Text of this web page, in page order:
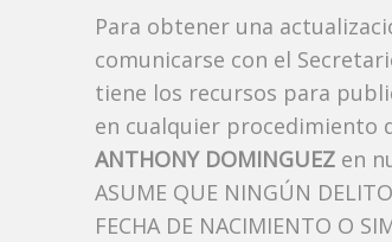
Para obtener una
comunicarse con el
tiene los recursos para
en cualquier procedimiento
ANTHONY DOMINGUEZ en
ASUME QUE NINGÚN
FECHA DE NACIMIENTO O